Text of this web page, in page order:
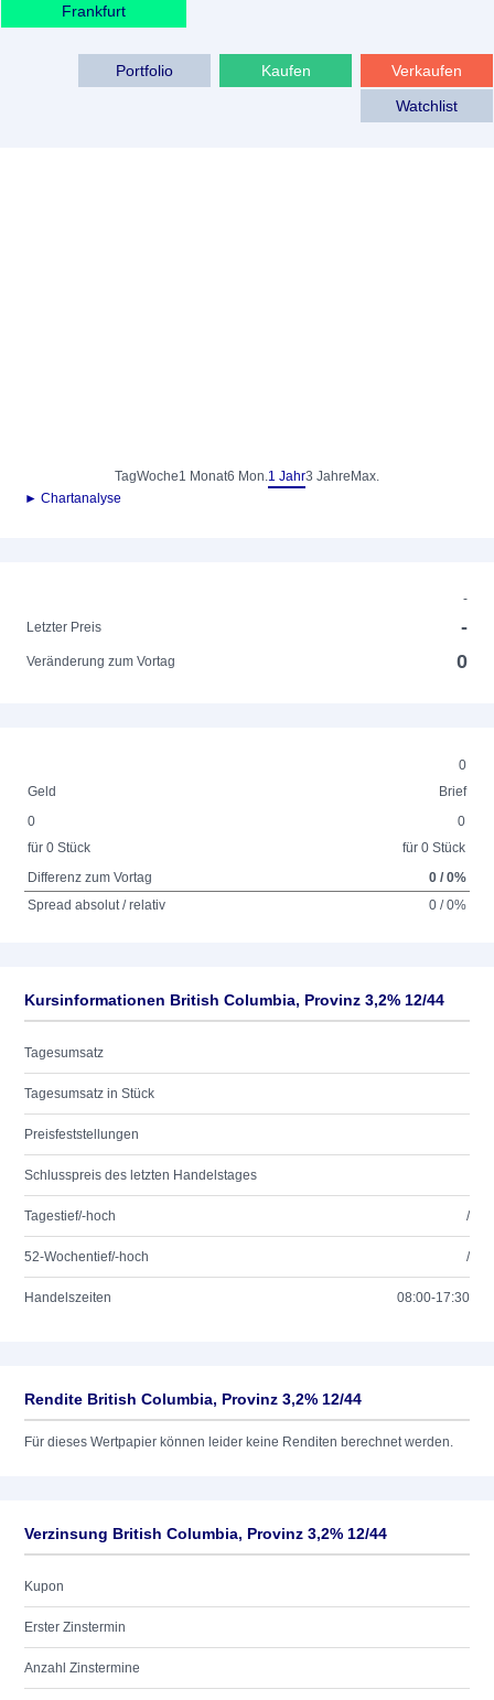
Frankfurt
Verkaufen
Kaufen
Portfolio
Watchlist
TagWoche1 Monat6 Mon.1 Jahr3 Jahre Max.
► Chartanalyse
-
Letzter Preis
-
Veränderung zum Vortag 0
0
Geld
Brief
0
für 0 Stück
0
für 0 Stück
Differenz zum Vortag
0 / 0%
Spread absolut / relativ
0 / 0%
Kursinformationen British Columbia, Provinz 3,2% 12/44
Tagesumsatz
Tagesumsatz in Stück
Preisfeststellungen
Schlusspreis des letzten Handelstages
Tagestief/-hoch /
52-Wochentief/-hoch /
Handelszeiten 08:00-17:30
Rendite British Columbia, Provinz 3,2% 12/44
Für dieses Wertpapier können leider keine Renditen berechnet werden.
Verzinsung British Columbia, Provinz 3,2% 12/44
Kupon
Erster Zinstermin
Anzahl Zinstermine